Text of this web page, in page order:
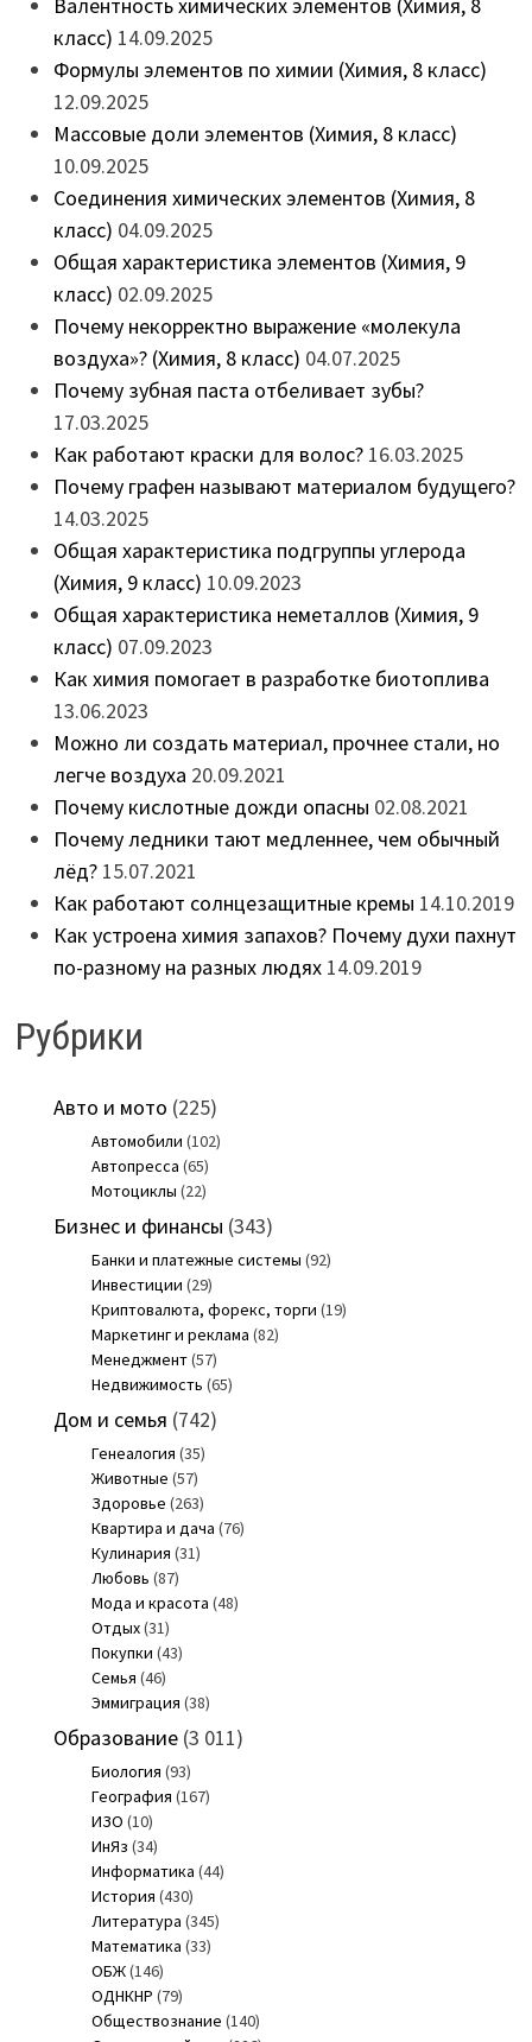
класс) 14.09.2025
Формулы элементов по химии (Химия, 8 класс)
12.09.2025
Массовые доли элементов (Химия, 8 класс)
10.09.2025
Соединения химических элементов (Химия, 8
класс) 04.09.2025
Общая характеристика элементов (Химия, 9
класс) 02.09.2025
Почему некорректно выражение «молекула
воздуха»? (Химия, 8 класс) 04.07.2025
Почему зубная паста отбеливает зубы?
17.03.2025
Как работают краски для волос? 16.03.2025
Почему графен называют материалом будущего?
14.03.2025
Общая характеристика подгруппы углерода
(Химия, 9 класс) 10.09.2023
Общая характеристика неметаллов (Химия, 9
класс) 07.09.2023
Как химия помогает в разработке биотоплива
13.06.2023
Можно ли создать материал, прочнее стали, но
легче воздуха 20.09.2021
Почему кислотные дожди опасны 02.08.2021
Почему ледники тают медленнее, чем обычный
лёд? 15.07.2021
Как работают солнцезащитные кремы 14.10.2019
Как устроена химия запахов? Почему духи пахнут
по-разному на разных людях 14.09.2019
Рубрики
Авто и мото (225)
Автомобили (102)
Автопресса (65)
Мотоциклы (22)
Бизнес и финансы (343)
Банки и платежные системы (92)
Инвестиции (29)
Криптовалюта, форекс, торги (19)
Маркетинг и реклама (82)
Менеджмент(57)
Недвижимость (65)
Дом и семья (742)
Генеалогия (35)
Животные (57)
Здоровье (263)
Квартира и дача (76)
Кулинария (31)
Любовь (87)
Мода и красота (48)
Отдых(31)
Покупки (43)
Семья (46)
Эммиграция (38)
Образование(3 011)
Биология (93)
География (167)
ИЗО (10)
ИнЯз (34)
Информатика (44)
История (430)
Литература (345)
Математика (33)
ОБЖ(146)
ОДНКНР (79)
Обществознание (140)